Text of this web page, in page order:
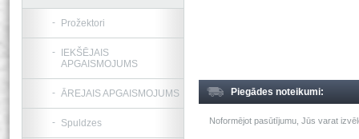
Piegādes noteikumi:
Noformējot pasūtījumu, Jūs varat
Prožektori
IEKŠĒJAIS
APGAISMOJUMS
ĀREJAIS APGAISMOJUMS
Spuldzes